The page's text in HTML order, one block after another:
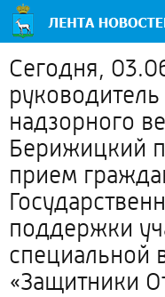
Сегодня,
надзорного
Берижицкий
прием
поддержки
специальной
«Защитники